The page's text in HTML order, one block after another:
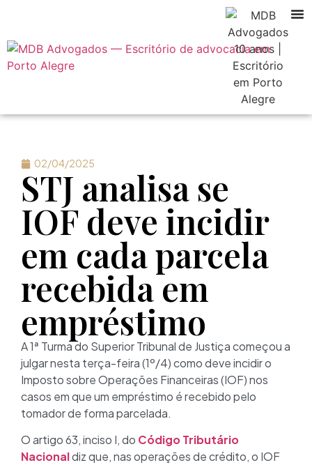
02/04/2025
STJ analisa se
IOF deve incidir
em cada parcela
recebida em
empréstimo
A 1ª Turma do Superior Tribunal de Justiça começou a
julgar nesta terça-feira (1º/4) como deve incidir o
Imposto sobre Operações Financeiras (IOF) nos
casos em que um empréstimo é recebido pelo
tomador de forma parcelada.
O artigo 63, inciso I, do Código Tributário
Nacionaldiz que, nas operações de crédito, o IOF